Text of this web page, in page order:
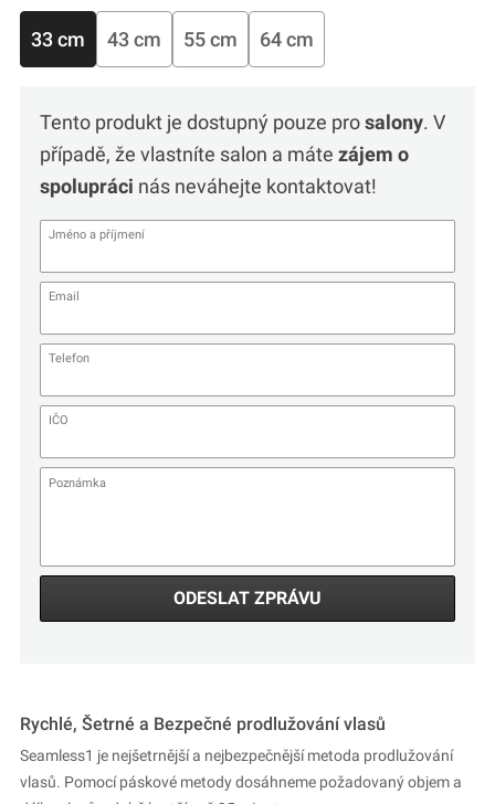
33 cm 43 cm 55 cm 64 cm
Tento produkt je dostupný pouze prosalony. V
případě, že vlastníte salon a máte zájem o
spolupráci nás neváhejte kontaktovat!
ODESLAT ZPRÁVU
Rychlé, Šetrné a Bezpečné prodlužování vlasů
Seamless1 je nejšetrnější a nejbezpečnější metoda prodlužování
vlasů. Pomocí páskové metody dosáhneme požadovaný objem a